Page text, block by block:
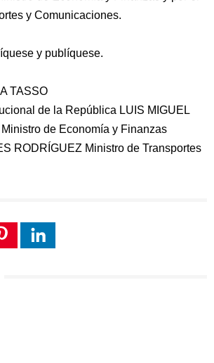
y Comunicaciones.
y publíquese.
TASSO
de la República LUIS MIGUEL
de Economía y Finanzas
RODRÍGUEZ Ministro de Transportes